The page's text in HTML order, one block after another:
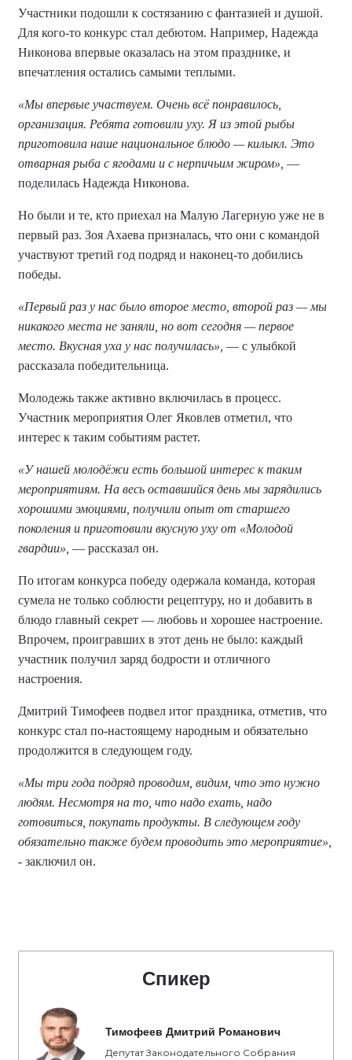
Участники подошли к состязанию с фантазией и душой.
Для кого-то конкурс стал дебютом. Например, Надежда
Никонова впервые оказалась на этом празднике, и
впечатления остались самыми теплыми.
«Мы впервые участвуем. Очень всё понравилось,
организация. Ребята готовили уху. Я из этой рыбы
приготовила наше национальное блюдо — килыкл. Это
отварная рыба с ягодами и с нерпичьим жиром», —
поделилась Надежда Никонова.
Но были и те, кто приехал на Малую Лагерную уже не в
первый раз. Зоя Ахаева призналась, что они с командой
участвуют третий год подряд и наконец-то добились
победы.
«Первый раз у нас было второе место, второй раз — мы
никакого места не заняли, но вот сегодня — первое
место. Вкусная уха у нас получилась», — с улыбкой
рассказала победительница.
Молодежь также активно включилась в процесс.
Участник мероприятия Олег Яковлев отметил, что
интерес к таким событиям растет.
«У нашей молодёжи есть большой интерес к таким
мероприятиям. На весь оставшийся день мы зарядились
хорошими эмоциями, получили опыт от старшего
поколения и приготовили вкусную уху от «Молодой
гвардии», — рассказал он.
По итогам конкурса победу одержала команда, которая
сумела не только соблюсти рецептуру, но и добавить в
блюдо главный секрет — любовь и хорошее настроение.
Впрочем, проигравших в этот день не было: каждый
участник получил заряд бодрости и отличного
настроения.
Дмитрий Тимофеев подвел итог праздника, отметив, что
конкурс стал по-настоящему народным и обязательно
продолжится в следующем году.
«Мы три года подряд проводим, видим, что это нужно
людям. Несмотря на то, что надо ехать, надо
готовиться, покупать продукты. В следующем году
обязательно также будем проводить это мероприятие»,
- заключил он.
Спикер
Тимофеев Дмитрий Романович
Депутат Законодательного Собрания